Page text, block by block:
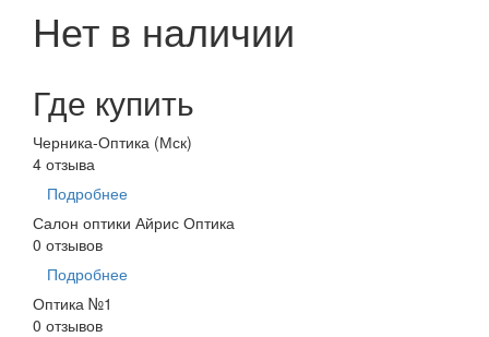
Нет в наличии
Где купить
Черника-Оптика (Мск)
4 отзыва
Подробнее
Салон оптики Айрис Оптика
0 отзывов
Подробнее
Оптика №1
0 отзывов